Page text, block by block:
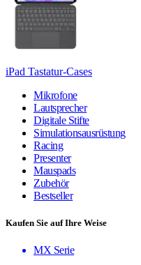
iPad Tastatur-Cases
Mikrofone
Lautsprecher
Digitale Stifte
Simulationsausrüstung
Racing
Presenter
Mauspads
Zubehör
Bestseller
Kaufen Sie auf Ihre Weise
MX Serie